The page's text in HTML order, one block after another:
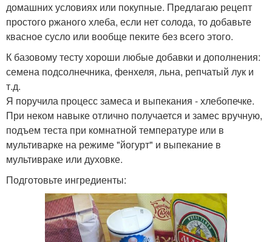
домашних условиях или покупные. Предлагаю рецепт
простого ржаного хлеба, если нет солода, то добавьте
квасное сусло или вообще пеките без всего этого.
К базовому тесту хороши любые добавки и дополнения:
семена подсолнечника, фенхеля, льна, репчатый лук и
т.д.
Я поручила процесс замеса и выпекания - хлебопечке.
При неком навыке отлично получается и замес вручную,
подъем теста при комнатной температуре или в
мультиварке на режиме "йогурт" и выпекание в
мультивраке или духовке.
Подготовьте ингредиенты: